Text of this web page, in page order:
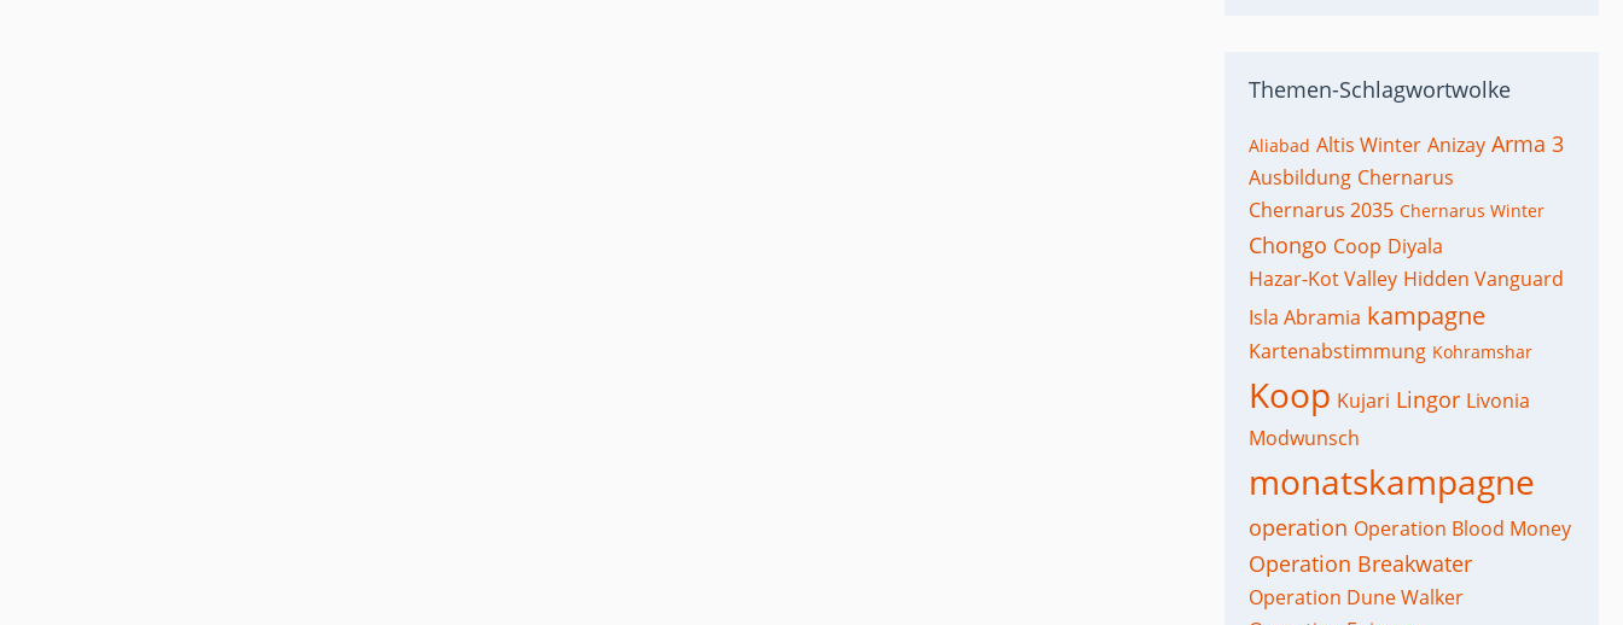
Themen-Schlagwortwolke
Aliabad Altis Winter Anizay Arma 3
Ausbildung Chernarus
Chernarus 2035 Chernarus Winter
Chongo Coop Diyala
Hazar-Kot Valley Hidden Vanguard
Isla Abramia kampagne
Kartenabstimmung Kohramshar
Koop Kujari Lingor Livonia
Modwunsch
monatskampagne
operation Operation Blood Money
Operation Breakwater
Operation Dune Walker